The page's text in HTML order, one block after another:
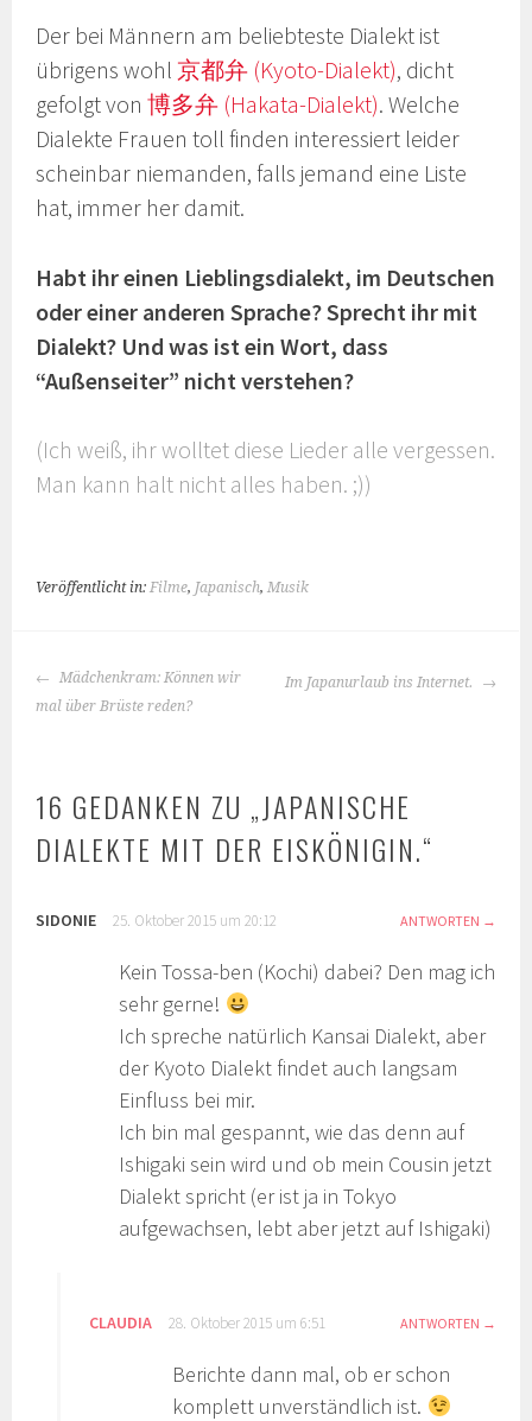
Der bei Männern am beliebteste Dialekt ist
übrigens wohl 京都弁 (Kyoto-Dialekt), dicht
gefolgt von博多弁 (Hakata-Dialekt). Welche
Dialekte Frauen toll finden interessiert leider
scheinbar niemanden, falls jemand eine Liste
hat, immer her damit.
Habt ihr einen Lieblingsdialekt, im Deutschen
oder einer anderen Sprache? Sprecht ihr mit
Dialekt? Und was ist ein Wort, dass
“Außenseiter” nicht verstehen?
(Ich weiß, ihr wolltet diese Lieder alle vergessen.
Man kann halt nicht alles haben. ;))
Veröffentlicht in:Filme, Japanisch,Musik
BEITRAGS-
NAVIGATION
Mädchenkram: Können wir
mal über Brüste reden?
Im Japanurlaub ins Internet.
16 GEDANKEN ZU „JAPANISCHE
DIALEKTE MIT DER EISKÖNIGIN.“
SIDONIE 25. Oktober 2015 um 20:12 ANTWORTEN
Kein Tossa-ben (Kochi) dabei? Den mag ich
sehr gerne!
Ich spreche natürlich Kansai Dialekt, aber
der Kyoto Dialekt findet auch langsam
Einfluss bei mir.
Ich bin mal gespannt, wie das denn auf
Ishigaki sein wird und ob mein Cousin jetzt
Dialekt spricht (er ist ja in Tokyo
aufgewachsen, lebt aber jetzt auf Ishigaki)
CLAUDIA 28. Oktober 2015 um 6:51 ANTWORTEN
Berichte dann mal, ob er schon
komplett unverständlich ist.